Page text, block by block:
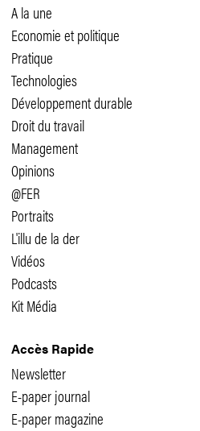
A la une
Economie et politique
Pratique
Technologies
Développement durable
Droit du travail
Management
Opinions
@FER
Portraits
L'illu de la der
Vidéos
Podcasts
Kit Média
Accès Rapide
Newsletter
E-paper journal
E-paper magazine